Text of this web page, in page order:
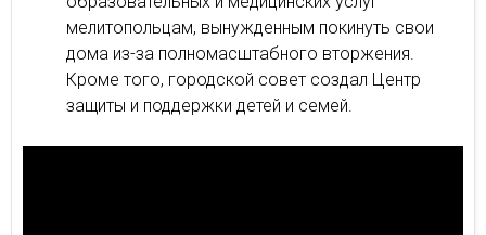
мелитопольцам, вынужденным покинуть свои
дома из-за полномасштабного вторжения.
Кроме того, городской совет создал Центр
защиты и поддержки детей и семей.